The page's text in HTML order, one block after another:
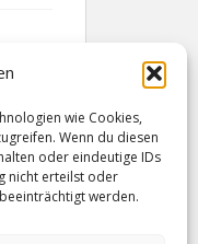
wie Cookies,
Wenn du diesen
oder eindeutige IDs
nicht erteilst oder
werden.